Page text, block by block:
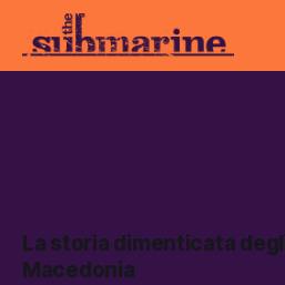
La storia dimenticata
Macedonia